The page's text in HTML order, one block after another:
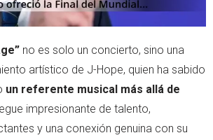
no es solo un concierto, sino una
artístico de J-Hope, quien ha sabido
un referente musical más allá de
impresionante de talento,
y una conexión genuina con su